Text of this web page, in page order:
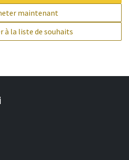
maintenant
à la liste de souhaits